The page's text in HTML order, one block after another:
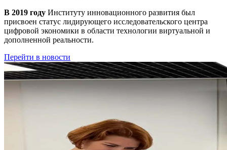
В 2019 году Институту инновационного развития был
присвоен статус лидирующего исследовательского центра
цифровой экономики в области технологии виртуальной и
дополненной реальности.
Перейти в новости